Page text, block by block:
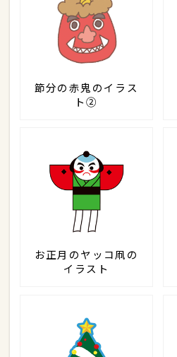
節分の赤鬼のイラス
ト②
お正月のヤッコ凧の
イラスト